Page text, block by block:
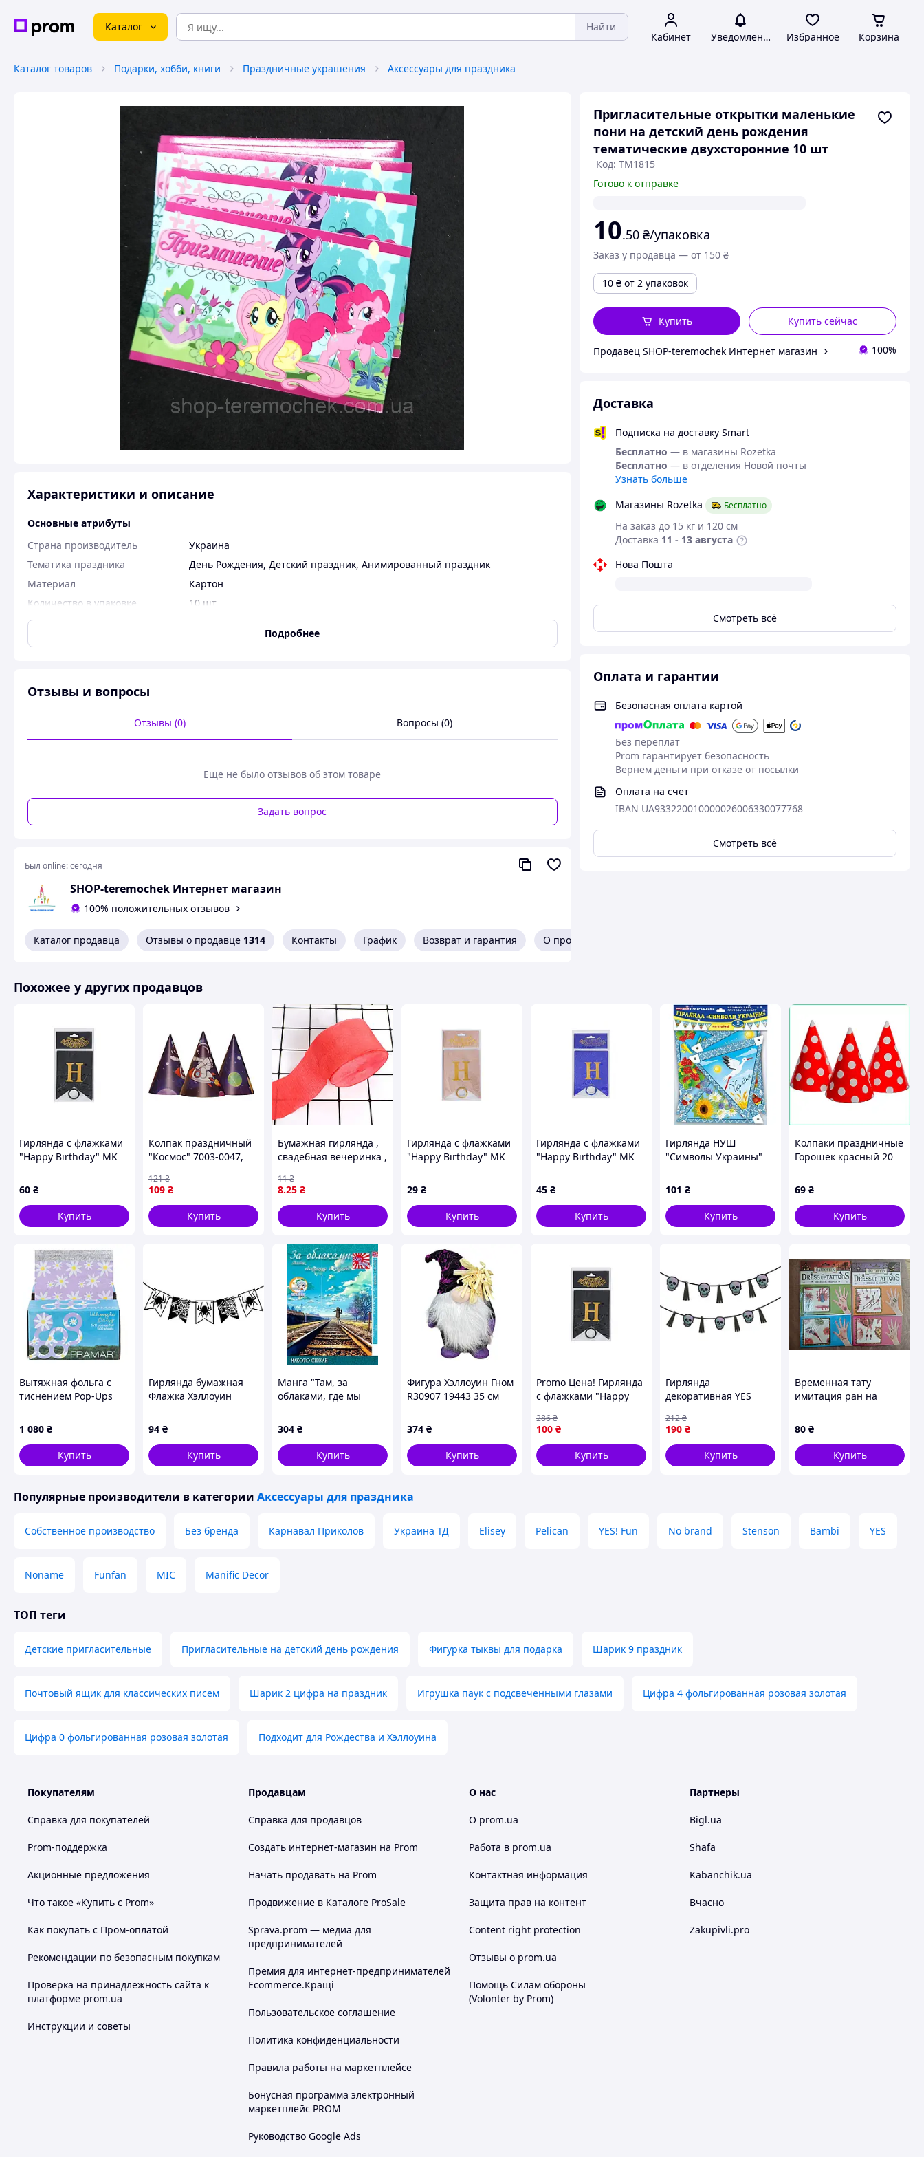
Каталог Найти
Кабинет Уведомления Избранное Корзина
Каталог товаров Подарки, хобби, книги Праздничные украшения Аксессуары для праздника
Пригласительные открытки маленькие
пони на детский день рождения
тематические двухсторонние 10 шт
Код: TM1815
Готово к отправке
10.50 ₴/упаковка
Заказ у продавца — от 150 ₴
10 ₴ от 2 упаковок
Купить сейчас
Купить
Продавец SHOP-teremochek Интернет магазин 100%
Доставка
Подписка на доставку Smart
Бесплатно — в магазины Rozetka
Бесплатно — в отделения Новой почты
Узнать больше
Магазины Rozetka
Бесплатно
На заказ до 15 кг и 120 см
Доставка 11 - 13 августа
Нова Пошта
Смотреть всё
Оплата и гарантии
Безопасная оплата картой
Без переплат
Prom гарантирует безопасность
Вернем деньги при отказе от посылки
Оплата на счет
IBAN UA933220010000026006330077768
Смотреть всё
Характеристики и описание
Основные атрибуты
Страна производитель
Украина
Тематика праздника
День Рождения, Детский праздник, Анимированный праздник
Материал
Картон
Количество в упаковке
10 шт
Размеры
Длина
70 мм
Пользовательские характеристики
Пригласительные открытки маленькие пони на детский день рождения тематические
Пригласительное двухстороннее :
с одной стороны - яркий рисунок.
с другой - место для заполнения информации о торжестве.http://teremok-shop.com.ua
Подробнее
Отзывы и вопросы
Отзывы (0) Вопросы (0)
Еще не было отзывов об этом товаре
Задать вопрос
Был online:сегодня
SHOP-teremochek Интернет магазин
100% положительных отзывов
Каталог продавца Отзывы о продавце 1314 Контакты График Возврат и гарантия О продавце
Похожее у других продавцов
Гирлянда с флажками
"Happy Birthday" MK
60 ₴
Купить
Колпак праздничный
"Космос" 7003-0047,
109 ₴
121₴
Купить
Бумажная гирлянда ,
свадебная вечеринка ,
рождения 25м
8.25 ₴
11₴
Купить
Гирлянда с флажками
"Happy Birthday" MK
КликМаркет
29 ₴
Купить
Гирлянда с флажками
"Happy Birthday" MK
45 ₴
Купить
Гирлянда НУШ
"Символы Украины"
101 ₴
Купить
Колпаки праздничные
Горошек красный 20
декор конусы на день
рождения для девочек
вещ
69 ₴
Купить
Вытяжная фольга с
тиснением Pop-Ups
листов 12,5х28 см
1 080 ₴
Купить
Гирлянда бумажная
Флажка Хэллоуин
Yes! Fun
94 ₴
Купить
Манга "Там, за
облаками, где мы
The Place Promised in
Our Early Days "
304 ₴
Купить
Фигура Хэллоуин Гном
R30907 19443 35 см
374 ₴
Купить
Promo Цена! Гирлянда
с флажками "Happy
5955(Black) черный -
только на
ZaGrosh.com.ua
100 ₴
286₴
Купить
Гирлянда
декоративная YES
кисточкой 801181 3 м
черная
190 ₴
212₴
Купить
Временная тату
имитация ран на
ассортименте
80 ₴
Купить
Популярные производители в категории Аксессуары для праздника
Собственное производство Без бренда Карнавал Приколов Украина ТД Elisey Pelican YES! Fun No brand Stenson Bambi YES
Noname Funfan MIC Manific Decor
ТОП теги
Детские пригласительные Пригласительные на детский день рождения Фигурка тыквы для подарка Шарик 9 праздник
Почтовый ящик для классических писем Шарик 2 цифра на праздник Игрушка паук с подсвеченными глазами Цифра 4 фольгированная розовая золотая
Цифра 0 фольгированная розовая золотая Подходит для Рождества и Хэллоуина
Покупателям
Справка для покупателей
Prom-поддержка
Акционные предложения
Что такое «Купить с Prom»
Как покупать с Пром-оплатой
Рекомендации по безопасным покупкам
Проверка на принадлежность сайта к
платформе prom.ua
Инструкции и советы
Продавцам
Справка для продавцов
Создать интернет-магазин на Prom
Начать продавать на Prom
Продвижение в Каталоге ProSale
Sprava.prom — медиа для
предпринимателей
Премия для интернет-предпринимателей
Ecommerce.Кращі
Пользовательское соглашение
Политика конфиденциальности
Правила работы на маркетплейсе
Бонусная программа электронный
маркетплейс PROM
Руководство Google Ads
О нас
О prom.ua
Работа в prom.ua
Контактная информация
Защита прав на контент
Content right protection
Отзывы о prom.ua
Помощь Силам обороны
(Volonter by Prom)
Партнеры
Bigl.ua
Shafa
Kabanchik.ua
Вчасно
Zakupivli.pro